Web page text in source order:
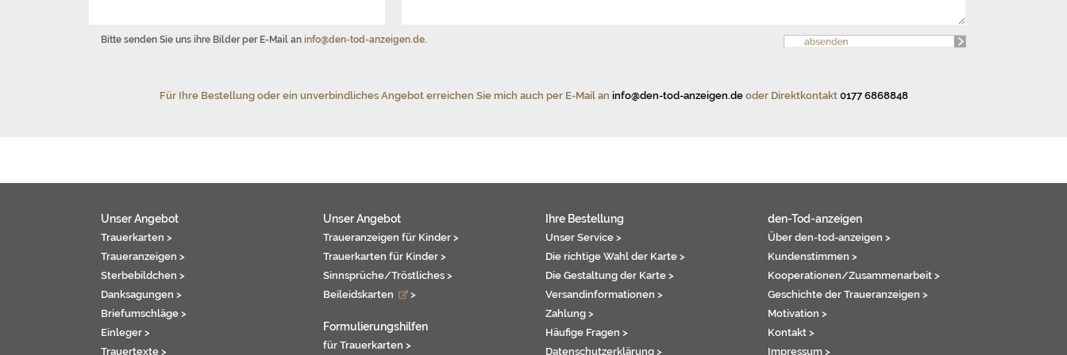
Bitte senden Sie uns ihre Bilder per E-Mail an info@den-tod-anzeigen.de.
Für Ihre Bestellung oder ein unverbindliches Angebot erreichen Sie mich auch per E-Mail an info@den-tod-anzeigen.deoder Direktkontakt 0177 6868848
Unser Angebot
Trauerkarten >
Traueranzeigen >
Sterbebildchen >
Danksagungen >
Briefumschläge >
Einleger >
Trauertexte >
Unser Angebot
Traueranzeigen für Kinder >
Trauerkarten für Kinder >
Sinnsprüche/Tröstliches >
Beileidskarten
>
Formulierungshilfen
für Trauerkarten >
Ihre Bestellung
Unser Service >
Die richtige Wahl der Karte >
Die Gestaltung der Karte >
Versandinformationen >
Zahlung >
Häufige Fragen >
Datenschutzerklärung >
den-Tod-anzeigen
Über den-tod-anzeigen >
Kundenstimmen >
Kooperationen/Zusammenarbeit >
Geschichte der Traueranzeigen >
Motivation >
Kontakt >
Impressum >